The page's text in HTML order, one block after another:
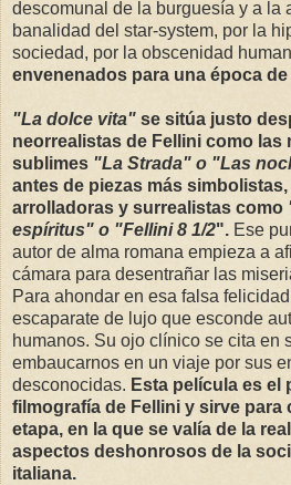
descomunal de la burguesía y a la
banalidad del star-system, por la
sociedad, por la obscenidad
envenenados para una época
"La dolce vita" se sitúa justo
neorrealistas de Fellini como las
sublimes "La Strada" o "Las
antes de piezas más
arrolladoras y surrealistas como
espíritus" o "Fellini 8 1/2". Ese
autor de alma romana empieza a
cámara para desentrañar las
Para ahondar en esa falsa
escaparate de lujo que esconde
humanos. Su ojo clínico se cita en
embaucarnos en un viaje por sus
desconocidas. Esta película es el
filmografía de Fellini y sirve para
etapa, en la que se valía de la
aspectos deshonrosos de la
italiana.